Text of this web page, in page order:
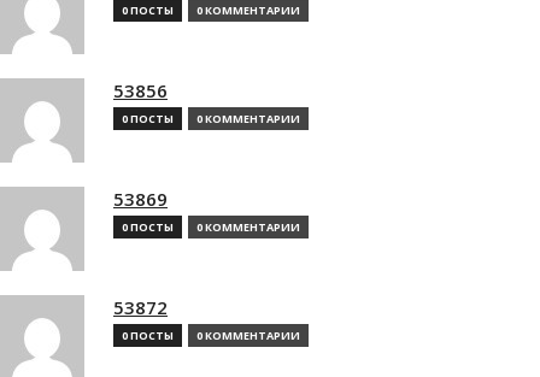
0 ПОСТЫ 0 КОММЕНТАРИИ
53856
0 ПОСТЫ 0 КОММЕНТАРИИ
53869
0 ПОСТЫ 0 КОММЕНТАРИИ
53872
0 ПОСТЫ 0 КОММЕНТАРИИ